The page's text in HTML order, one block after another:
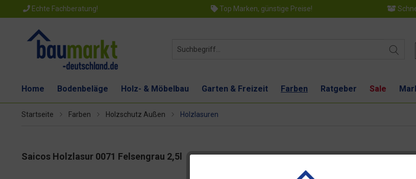
Echte Fachberatung! Top Marken, günstige Preise!
Home Bodenbeläge Holz- & Möbelbau Garten & Freizeit Farben Ratgeber Sale
Startseite Farben Holzschutz Außen Holzlasuren
Saicos Holzlasur 0071 Felsengrau 2,5l